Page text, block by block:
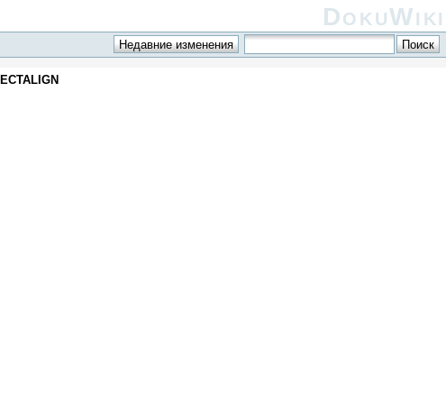
DokuWiki